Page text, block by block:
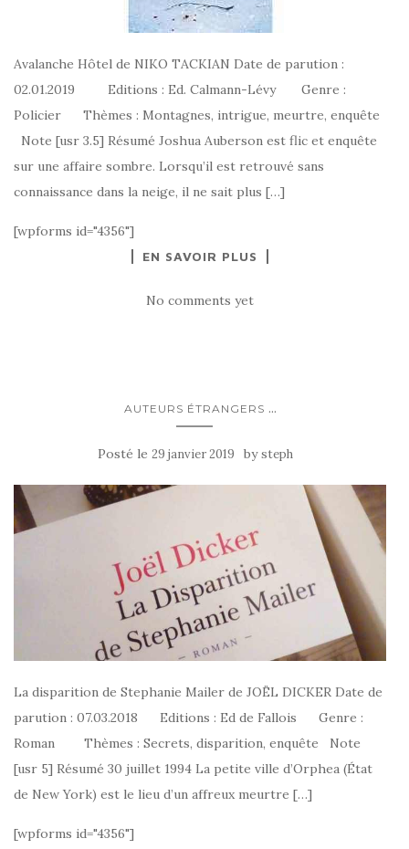
Avalanche Hôtel de NIKO TACKIAN Date de parution :
02.01.2019 Editions : Ed. Calmann-Lévy Genre :
Policier Thèmes : Montagnes, intrigue, meurtre, enquête
Note [usr 3.5] Résumé Joshua Auberson est flic et enquête
sur une affaire sombre. Lorsqu’il est retrouvé sans
connaissance dans la neige, il ne sait plus […]
[wpforms id="4356"]
EN SAVOIR PLUS
No comments yet
AUTEURS ÉTRANGERS ...
Posté le 29 janvier 2019 bysteph
La disparition de Stephanie Mailer de JOËL DICKER Date de
parution : 07.03.2018 Editions : Ed de Fallois Genre :
Roman Thèmes : Secrets, disparition, enquête Note
[usr 5] Résumé 30 juillet 1994 La petite ville d’Orphea (État
de New York) est le lieu d’un affreux meurtre […]
[wpforms id="4356"]